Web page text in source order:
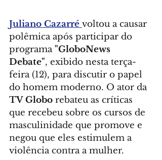
Juliano Cazarré voltou a causar
polêmica após participar do
programa "GloboNews
Debate", exibido nesta terça-
feira (12), para discutir o papel
do homem moderno. O ator da
TV Globo rebateu as críticas
que recebeu sobre os cursos de
masculinidade que promove e
negou que eles estimulem a
violência contra a mulher.